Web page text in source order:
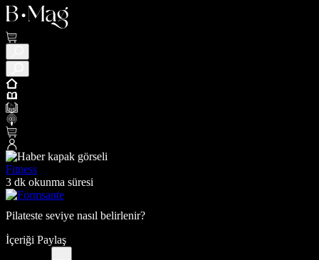
Fitness
3 dk okunma süresi
Pilateste seviye nasıl belirlenir?
İçeriği Paylaş